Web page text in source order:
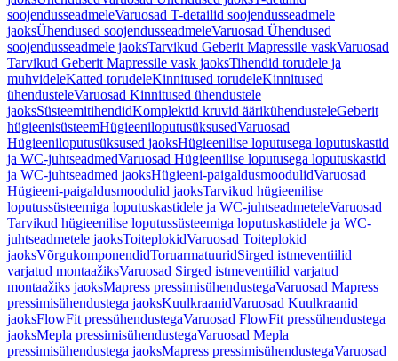
soojendusseadmeleVaruosad T-detailid soojendusseadmele
jaoksÜhendused soojendusseadmeleVaruosad Ühendused
soojendusseadmele jaoksTarvikud Geberit Mapressile vaskVaruosad
Tarvikud Geberit Mapressile vask jaoksTihendid torudele ja
muhvideleKatted torudeleKinnitused torudeleKinnitused
ühendusteleVaruosad Kinnitused ühendustele
jaoksSüsteemitihendidKomplektid kruvid äärikühendusteleGeberit
hügieenisüsteemHügieeniloputusüksusedVaruosad
Hügieeniloputusüksused jaoksHügieenilise loputusega loputuskastid
ja WC-juhtseadmedVaruosad Hügieenilise loputusega loputuskastid
ja WC-juhtseadmed jaoksHügieeni-paigaldusmoodulidVaruosad
Hügieeni-paigaldusmoodulid jaoksTarvikud hügieenilise
loputussüsteemiga loputuskastidele ja WC-juhtseadmeteleVaruosad
Tarvikud hügieenilise loputussüsteemiga loputuskastidele ja WC-
juhtseadmetele jaoksToiteplokidVaruosad Toiteplokid
jaoksVõrgukomponendidToruarmatuuridSirged istmeventiilid
varjatud montaažiksVaruosad Sirged istmeventiilid varjatud
montaažiks jaoksMapress pressimisühendustegaVaruosad Mapress
pressimisühendustega jaoksKuulkraanidVaruosad Kuulkraanid
jaoksFlowFit pressühendustegaVaruosad FlowFit pressühendustega
jaoksMepla pressimisühendustegaVaruosad Mepla
pressimisühendustega jaoksMapress pressimisühendustegaVaruosad